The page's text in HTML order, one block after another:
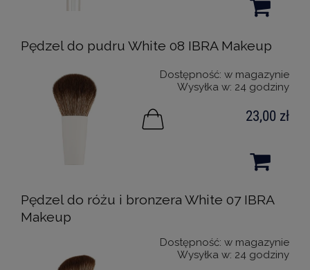
Pędzel do pudru White 08 IBRA Makeup
Dostępność: w magazynie
Wysyłka w: 24 godziny
23,00 zł
Pędzel do różu i bronzera White 07 IBRA
Makeup
Dostępność: w magazynie
Wysyłka w: 24 godziny